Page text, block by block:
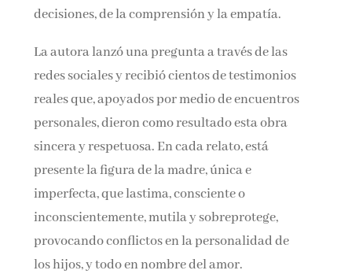
decisiones, de la comprensión y la empatía.
La autora lanzó una pregunta a través de las
redes sociales y recibió cientos de testimonios
reales que, apoyados por medio de encuentros
personales, dieron como resultado esta obra
sincera y respetuosa. En cada relato, está
presente la figura de la madre, única e
imperfecta, que lastima, consciente o
inconscientemente, mutila y sobreprotege,
provocando conflictos en la personalidad de
los hijos, y todo en nombre del amor.